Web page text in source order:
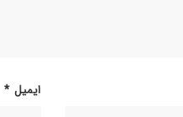
ایمیل *